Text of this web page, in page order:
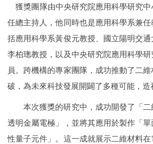
獲獎團隊由中央研究院應用科學研究中
任總主持人，他同時也是應用科學系兼
括應用科學系黃俊元教授、國立陽明交
李柏璁教授，以及中央研究院應用科學
員。跨機構的專家團隊，成功推動了二
破，為未來科技發展開闢了多種可能，造
本次獲獎的研究中，成功開發了「
透明金屬電極」，並將其應用於製作「
性量子元件」。這一成就展示二維材料